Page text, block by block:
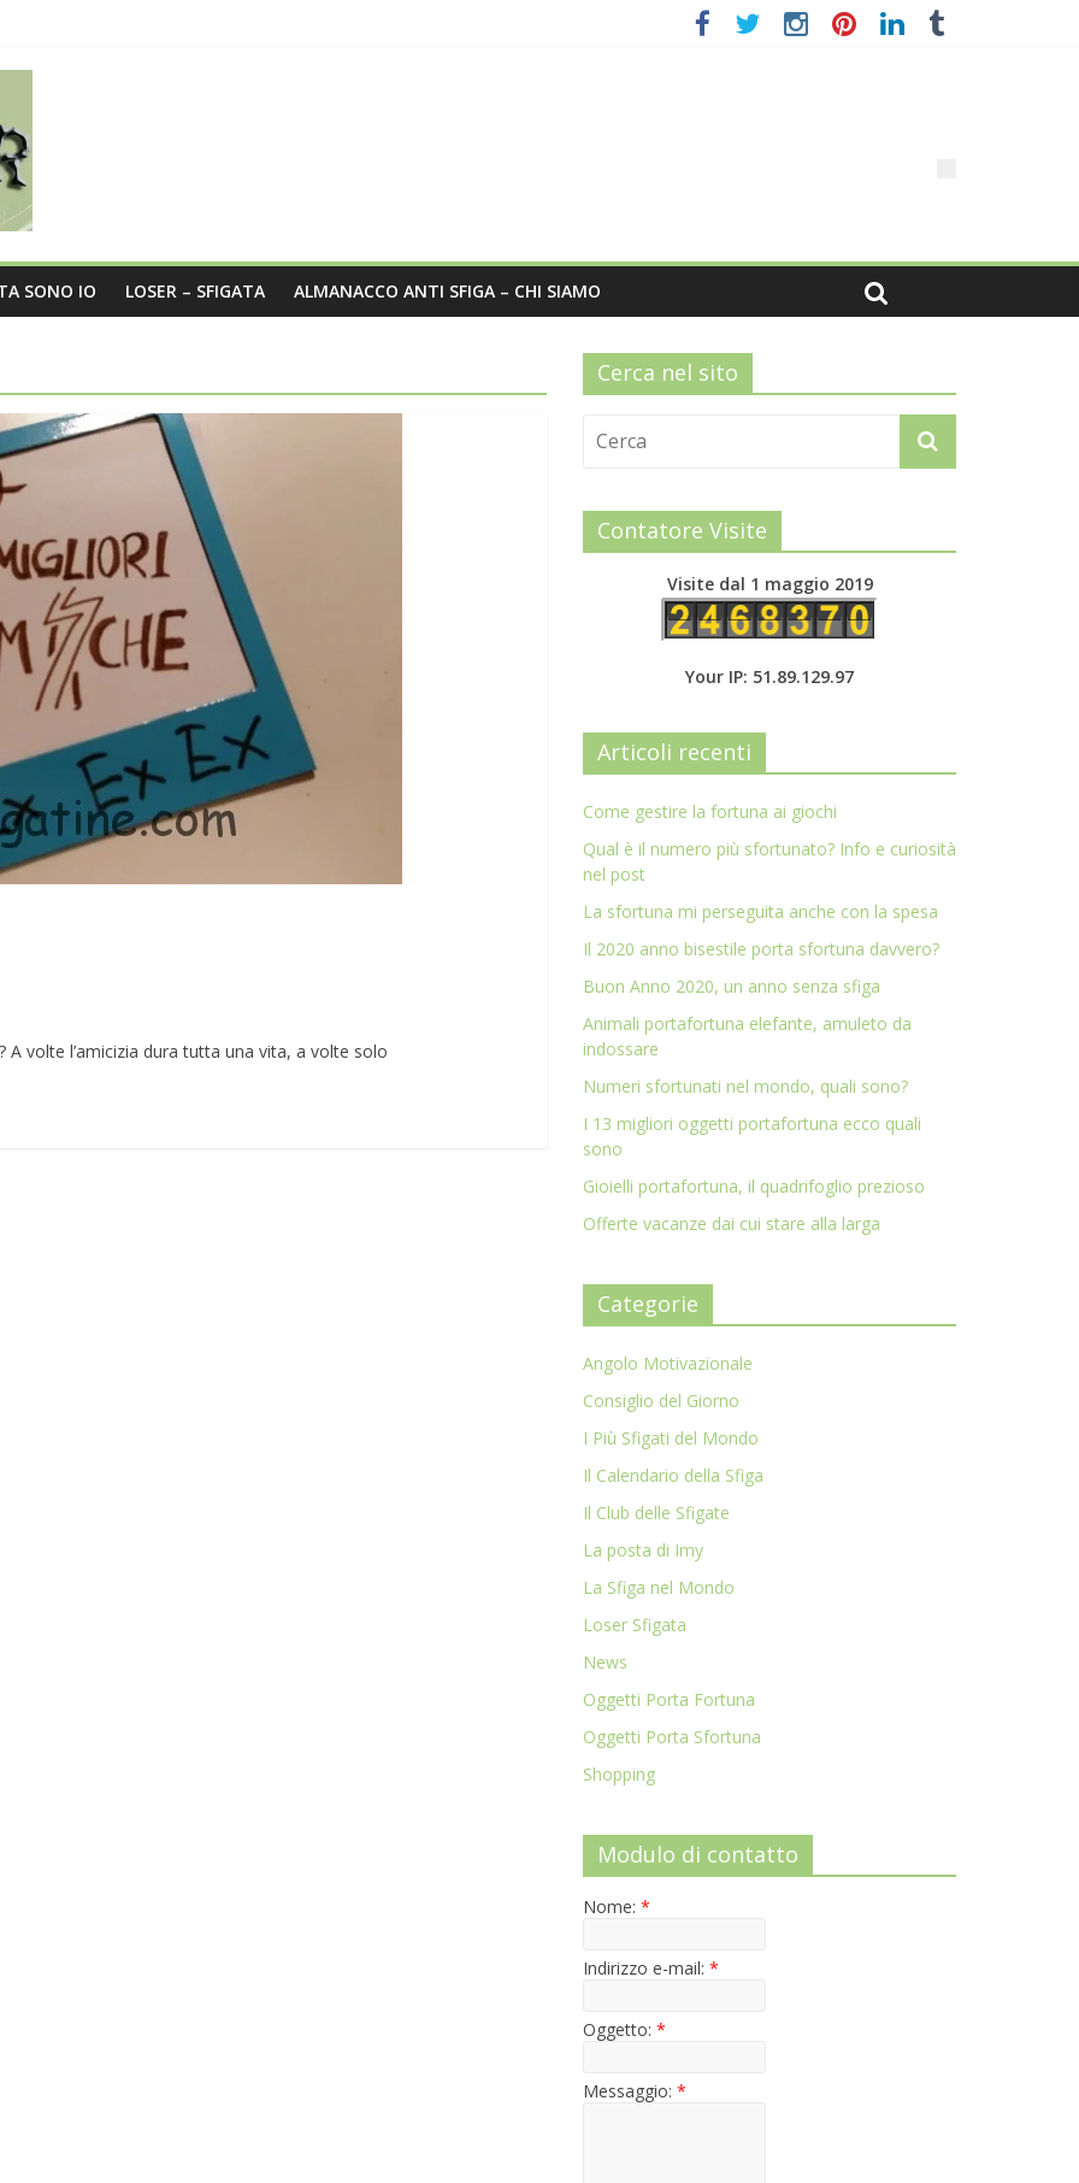
nel post
SONO IO LOSER – SFIGATA ALMANACCO ANTI SFIGA – CHI SIAMO
volte l’amicizia dura tutta una vita, a volte solo
Cerca nel sito
Contatore Visite
Visite dal 1 maggio 2019
Your IP: 51.89.129.97
Articoli recenti
Come gestire la fortuna ai giochi
Qual è il numero più sfortunato? Info e curiosità
nel post
La sfortuna mi perseguita anche con la spesa
Il 2020 anno bisestile porta sfortuna davvero?
Buon Anno 2020, un anno senza sfiga
Animali portafortuna elefante, amuleto da
indossare
Numeri sfortunati nel mondo, quali sono?
I 13 migliori oggetti portafortuna ecco quali
sono
Gioielli portafortuna, il quadrifoglio prezioso
Offerte vacanze dai cui stare alla larga
Categorie
Angolo Motivazionale
Consiglio del Giorno
I Più Sfigati del Mondo
Il Calendario della Sfiga
Il Club delle Sfigate
La posta di Imy
La Sfiga nel Mondo
Loser Sfigata
News
Oggetti Porta Fortuna
Oggetti Porta Sfortuna
Shopping
Modulo di contatto
Nome: *
Indirizzo e-mail: *
Oggetto: *
Messaggio: *